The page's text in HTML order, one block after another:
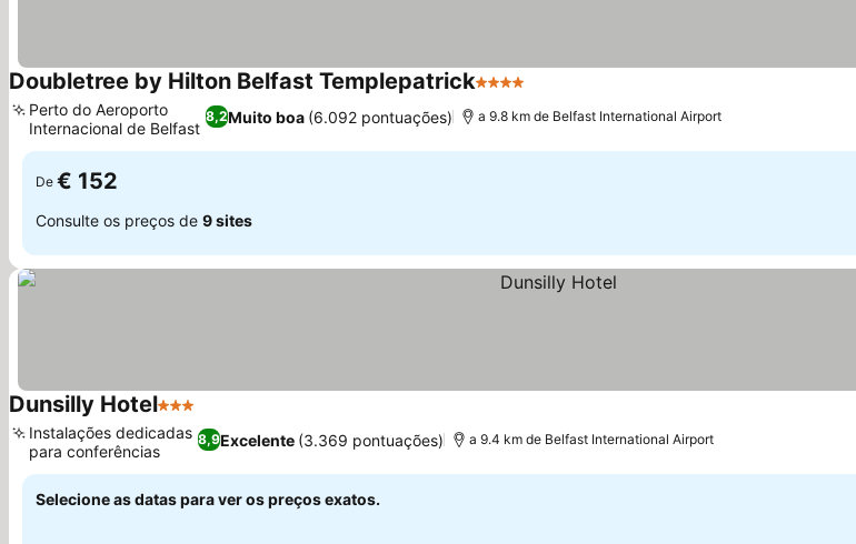
Doubletree by Hilton Belfast Templepatrick4 Estrelas
8,2Muito boa (6.092 pontuações)
Perto do Aeroporto
Internacional de Belfast
a 9.8 km de Belfast International Airport
De € 152
Consulte os preços de 9 sites
Dunsilly Hotel3 Estrelas
8,9Excelente (3.369 pontuações)
Instalações dedicadas
para conferências
a 9.4 km de Belfast International Airport
Selecione as datas para ver os preços exatos.